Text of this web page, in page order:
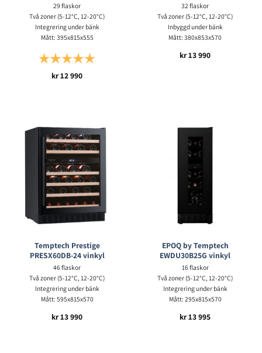
29 flaskor
Två zoner (5-12°C, 12-20°C)
Integrering under bänk
Mått: 395x815x555
Betyg:
kr12 990
32 flaskor
Två zoner (5-12°C, 12-20°C)
Inbyggd under bänk
Mått: 380x853x570
kr13 990
Temptech Prestige
PRESX60DB-24 vinkyl
46 flaskor
Två zoner (5-12°C, 12-20°C)
Integrering under bänk
Mått: 595x815x570
kr13 990
EPOQ by Temptech
EWDU30B25G vinkyl
16 flaskor
Två zoner (5-12°C, 12-20°C)
Integrering under bänk
Mått: 295x815x570
kr13 995